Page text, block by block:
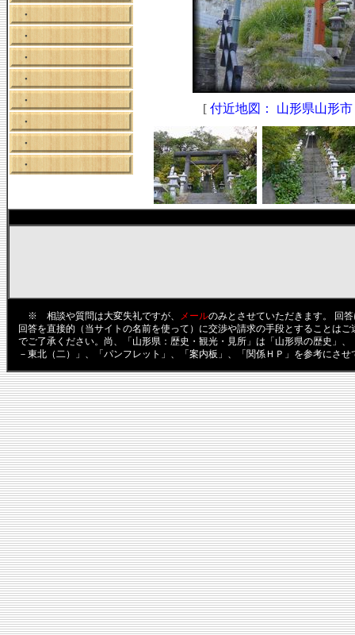
・
・
・
・
・
・
・
・
[ 付近地図： 山形県山形市
※ 相談や質問は大変失礼ですが、 メールのみとさせていただきます。 回
回答を直接的（当サイトの名前を使って）に交渉や請求の手段とすることは
でご了承ください。尚、「山形県：歴史・観光・見所」は「山形県の歴史」
－東北（二）」、「パンフレット」、「案内板」、「関係ＨＰ」を参考にさ